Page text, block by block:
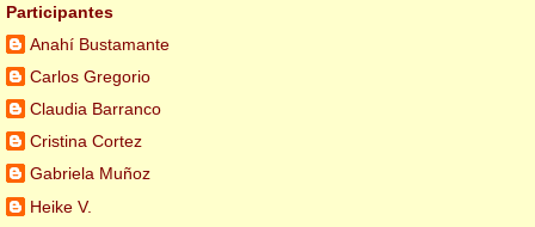
Participantes
Anahí Bustamante
Carlos Gregorio
Claudia Barranco
Cristina Cortez
Gabriela Muñoz
Heike V.